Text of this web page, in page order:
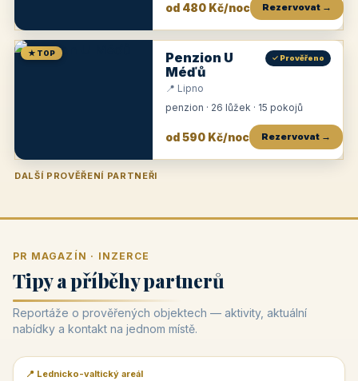
od 480 Kč/noc Rezervovat →
★ TOP
Penzion U
Méďů
✓ Prověřeno
📍 Lipno
penzion · 26 lůžek · 15 pokojů
od 590 Kč/noc Rezervovat →
DALŠÍ PROVĚŘENÍ PARTNEŘI
Penzion U Zámku Pension Faber
PR MAGAZÍN · INZERCE
Tipy a příběhy partnerů
Reportáže o prověřených objektech — aktivity, aktuální
nabídky a kontakt na jednom místě.
📰 PR článek
📍 Lednicko-valtický areál